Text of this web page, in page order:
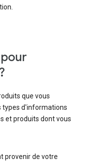
que vous
types d'informations
et produits dont vous
provenir de votre